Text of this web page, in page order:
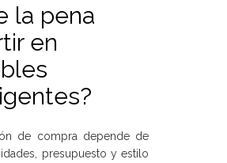
la pena
en
de compra depende de
presupuesto y estilo